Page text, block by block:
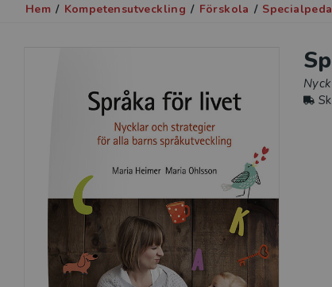
Hem / Kompetensutveckling / Förskola /